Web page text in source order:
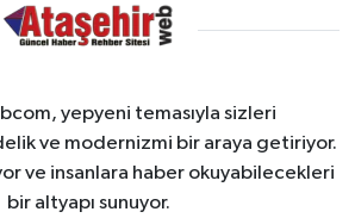
yepyeni temasıyla sizleri
ve modernizmi bir araya getiriyor.
ve insanlara haber okuyabilecekleri
bir altyapı sunuyor.